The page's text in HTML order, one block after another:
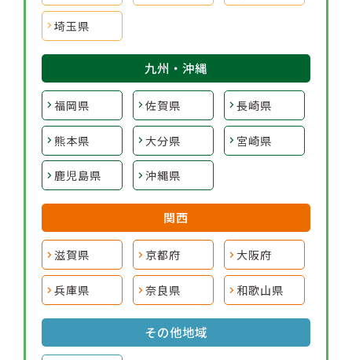
埼玉県
九州・沖縄
福岡県 佐賀県 長崎県
熊本県 大分県 宮崎県
鹿児島県 沖縄県
関西
滋賀県 京都府 大阪府
兵庫県 奈良県 和歌山県
その他地域